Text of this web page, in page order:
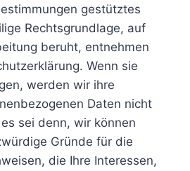
gestütztes
Rechtsgrundlage, auf
beruht, entnehmen
Wenn sie
werden wir ihre
Daten nicht
sei denn, wir können
Gründe für die
die Ihre Interessen,